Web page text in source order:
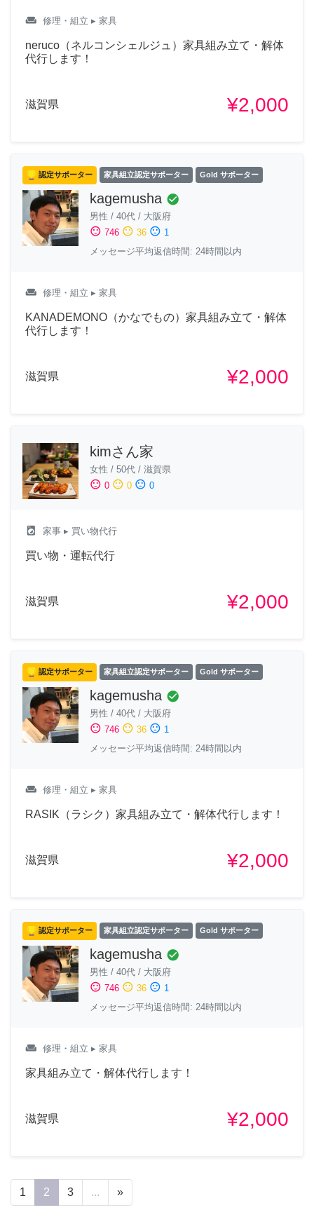
weekend 修理・組立 ▸ 家具
neruco（ネルコンシェルジュ）家具組み立て・解体
代行します！
滋賀県 ¥2,000
認定サポーター 家具組立認定サポーター Gold サポーター
kagemusha check_circle
男性 / 40代 / 大阪府
sentiment_satisfied 746 sentiment_neutral 36 sentiment_dissatisfied 1
メッセージ平均返信時間: 24時間以内
weekend 修理・組立 ▸ 家具
KANADEMONO（かなでもの）家具組み立て・解体
代行します！
滋賀県 ¥2,000
kimさん家
女性 / 50代 / 滋賀県
sentiment_satisfied 0 sentiment_neutral 0 sentiment_dissatisfied 0
local_laundry_service 家事 ▸ 買い物代行
買い物・運転代行
滋賀県 ¥2,000
認定サポーター 家具組立認定サポーター Gold サポーター
kagemusha check_circle
男性 / 40代 / 大阪府
sentiment_satisfied 746 sentiment_neutral 36 sentiment_dissatisfied 1
メッセージ平均返信時間: 24時間以内
weekend 修理・組立 ▸ 家具
RASIK（ラシク）家具組み立て・解体代行します！
滋賀県 ¥2,000
認定サポーター 家具組立認定サポーター Gold サポーター
kagemusha check_circle
男性 / 40代 / 大阪府
sentiment_satisfied 746 sentiment_neutral 36 sentiment_dissatisfied 1
メッセージ平均返信時間: 24時間以内
weekend 修理・組立 ▸ 家具
家具組み立て・解体代行します！
滋賀県 ¥2,000
1 2 3 ... »